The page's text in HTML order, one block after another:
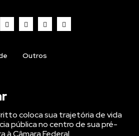
Outros
coloca sua trajetória de vida
pública no centro de sua pré-